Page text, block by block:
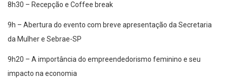
8h30 – Recepção e Coffee break
9h – Abertura do evento com breve apresentação da Secretaria
da Mulher e Sebrae-SP
9h20 – A importância do empreendedorismo feminino e seu
impacto na economia